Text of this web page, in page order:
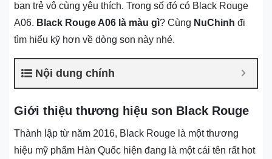
bạn trẻ vô cùng yêu thích. Trong số đó có Black Rouge
A06. Black Rouge A06 là màu gì? Cùng NuChinh đi
tìm hiểu kỹ hơn về dòng son này nhé.
Nội dung chính
Giới thiệu thương hiệu son Black Rouge
Thành lập từ năm 2016, Black Rouge là một thương
hiệu mỹ phẩm Hàn Quốc hiện đang là một cái tên rất hot